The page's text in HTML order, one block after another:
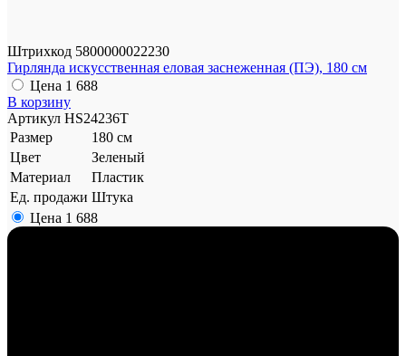
Штрихкод 5800000022230
Гирлянда искусственная еловая заснеженная (ПЭ), 180 см
Цена 1 688
В корзину
Артикул HS24236T
Размер
180 см
Цвет
Зеленый
Материал
Пластик
Ед. продажи Штука
Цена 1 688